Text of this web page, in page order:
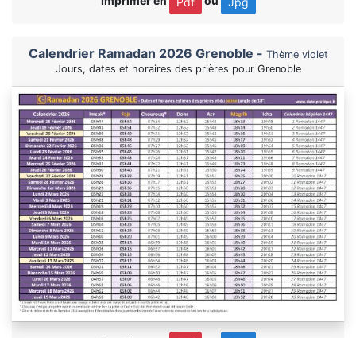
Calendrier Ramadan 2026 Grenoble - Thème violet
Jours, dates et horaires des prières pour Grenoble